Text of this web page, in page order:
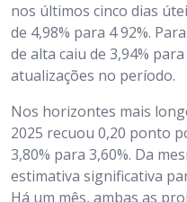
nos últimos cinco dias
de 4,98% para 4 92%.
de alta caiu de 3,94%
atualizações no período.
Nos horizontes mais
2025 recuou 0,20 ponto
3,80% para 3,60%. Da
estimativa significativa
Há um mês, ambas as